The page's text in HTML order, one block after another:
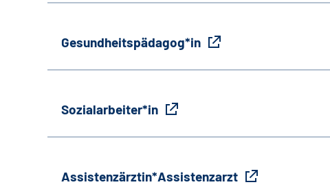
Gesundheitspädagog*in
Sozialarbeiter*in
Assistenzärztin*Assistenzarzt